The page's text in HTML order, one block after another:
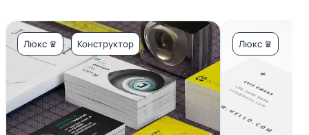
Люкс ♛ Конструктор Люкс ♛